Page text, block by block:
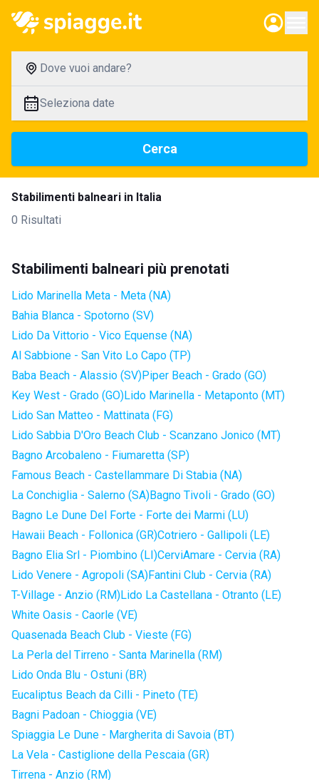
Dove vuoi andare?
Seleziona date
Cerca
Stabilimenti balneari in Italia
0 Risultati
Stabilimenti balneari più prenotati
Lido Marinella Meta - Meta (NA)
Bahia Blanca - Spotorno (SV)
Lido Da Vittorio - Vico Equense (NA)
Al Sabbione - San Vito Lo Capo (TP)
Baba Beach - Alassio (SV)Piper Beach - Grado (GO)
Key West - Grado (GO)Lido Marinella - Metaponto (MT)
Lido San Matteo - Mattinata (FG)
Lido Sabbia D'Oro Beach Club - Scanzano Jonico (MT)
Bagno Arcobaleno - Fiumaretta (SP)
Famous Beach - Castellammare Di Stabia (NA)
La Conchiglia - Salerno (SA)Bagno Tivoli - Grado (GO)
Bagno Le Dune Del Forte - Forte dei Marmi (LU)
Hawaii Beach - Follonica (GR)Cotriero - Gallipoli (LE)
Bagno Elia Srl - Piombino (LI)CerviAmare - Cervia (RA)
Lido Venere - Agropoli (SA)Fantini Club - Cervia (RA)
T-Village - Anzio (RM)Lido La Castellana - Otranto (LE)
White Oasis - Caorle (VE)
Quasenada Beach Club - Vieste (FG)
La Perla del Tirreno - Santa Marinella (RM)
Lido Onda Blu - Ostuni (BR)
Eucaliptus Beach da Cilli - Pineto (TE)
Bagni Padoan - Chioggia (VE)
Spiaggia Le Dune - Margherita di Savoia (BT)
La Vela - Castiglione della Pescaia (GR)
Tirrena - Anzio (RM)